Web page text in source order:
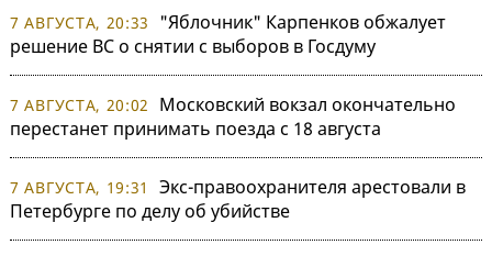
7 АВГУСТА, 20:33
"Яблочник" Карпенков обжалует
решение ВС о снятии с выборов в Госдуму
7 АВГУСТА, 20:02
Московский вокзал окончательно
перестанет принимать поезда с 18 августа
7 АВГУСТА, 19:31
Экс-правоохранителя арестовали в
Петербурге по делу об убийстве